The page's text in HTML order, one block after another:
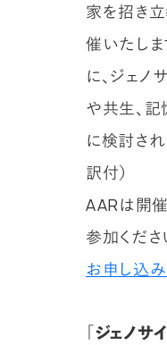
家を招き
催いたしま
に、ジェ
や共生、
に検討さ
訳付）
AARは開
参加くださ
お申し込
「ジェノ